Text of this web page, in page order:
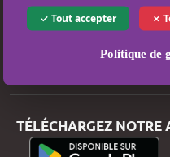
Tout accepter
Politique de
Conditions Générales
TÉLÉCHARGEZ